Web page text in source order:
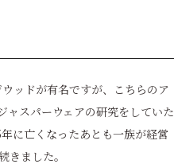
ッドが有名ですが、こちらのア
スパーウェアの研究をしていた
に亡くなったあとも一族が経営
ました。